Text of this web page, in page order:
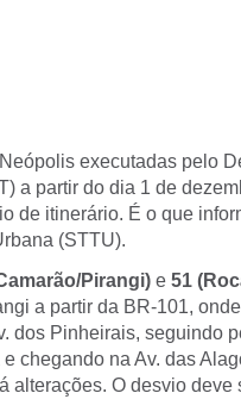
executadas pelo
a partir do dia 1 de
de itinerário. É o que
(STTU).
Pirangi) e 51
a partir da BR-101,
dos Pinheirais, seguindo
chegando na Av. das
alterações. O desvio deve